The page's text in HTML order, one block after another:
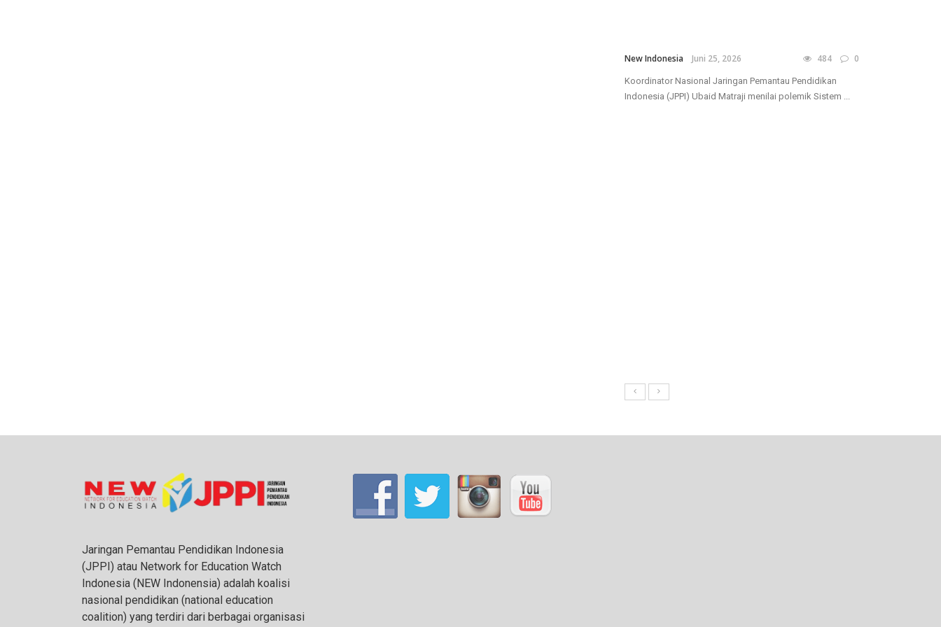
New Indonesia Juni 25, 2026 484 0
Koordinator Nasional Jaringan Pemantau Pendidikan
Indonesia (JPPI) Ubaid Matraji menilai polemik Sistem ...
Jaringan Pemantau Pendidikan Indonesia
(JPPI) atau Network for Education Watch
Indonesia (NEW Indonensia) adalah koalisi
nasional pendidikan (national education
coalition) yang terdiri dari berbagai organisasi